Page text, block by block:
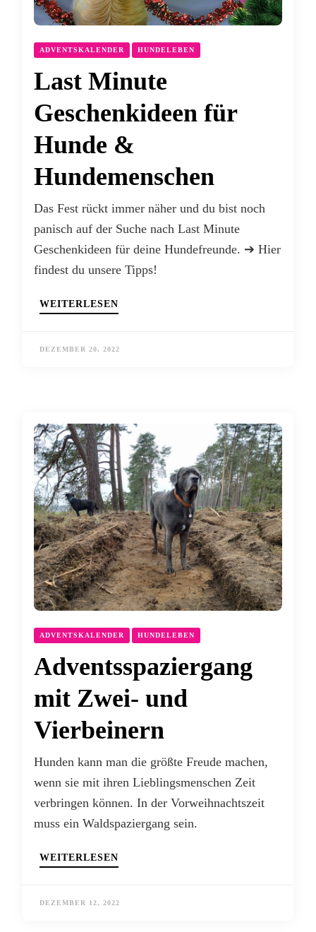
ADVENTSKALENDER HUNDELEBEN
Last Minute
Geschenkideen für
Hunde &
Hundemenschen
Das Fest rückt immer näher und du bist noch
panisch auf der Suche nach Last Minute
Geschenkideen für deine Hundefreunde. ➔ Hier
findest du unsere Tipps!
WEITERLESEN
DEZEMBER 20, 2022
ADVENTSKALENDER HUNDELEBEN
Adventsspaziergang
mit Zwei- und
Vierbeinern
Hunden kann man die größte Freude machen,
wenn sie mit ihren Lieblingsmenschen Zeit
verbringen können. In der Vorweihnachtszeit
muss ein Waldspaziergang sein.
WEITERLESEN
DEZEMBER 12, 2022